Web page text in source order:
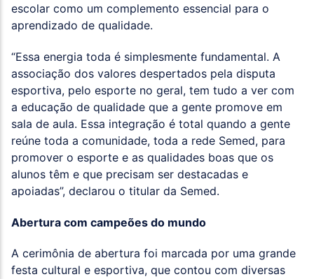
escolar como um complemento essencial para o
aprendizado de qualidade.
“Essa energia toda é simplesmente fundamental. A
associação dos valores despertados pela disputa
esportiva, pelo esporte no geral, tem tudo a ver com
a educação de qualidade que a gente promove em
sala de aula. Essa integração é total quando a gente
reúne toda a comunidade, toda a rede Semed, para
promover o esporte e as qualidades boas que os
alunos têm e que precisam ser destacadas e
apoiadas”, declarou o titular da Semed.
Abertura com campeões do mundo
A cerimônia de abertura foi marcada por uma grande
festa cultural e esportiva, que contou com diversas